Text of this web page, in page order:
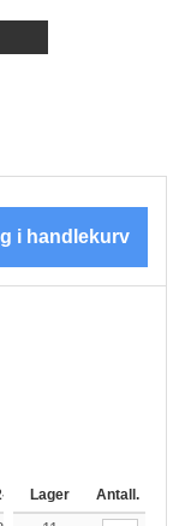
143 144-287
Lager Antall.